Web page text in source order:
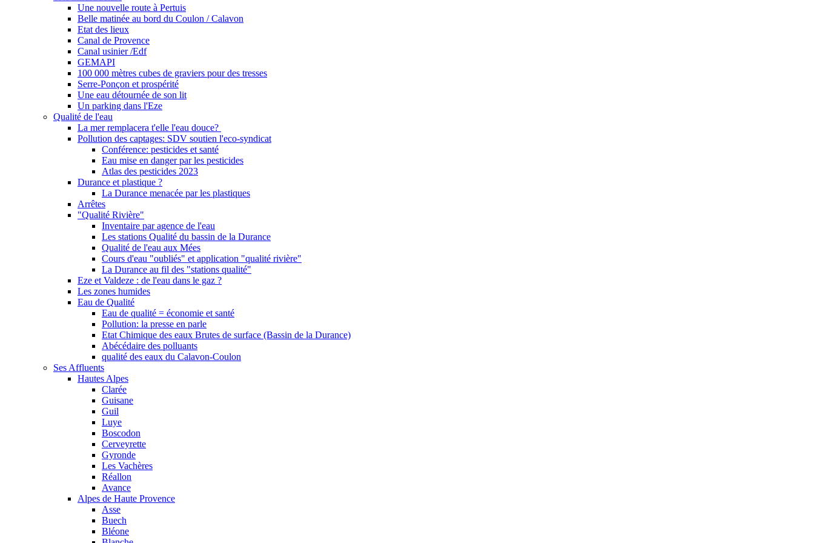
Une nouvelle route à Pertuis
Belle matinée au bord du Coulon / Calavon
Etat des lieux
Canal de Provence
Canal usinier /Edf
GEMAPI
100 000 mètres cubes de graviers pour des tresses
Serre-Ponçon et prospérité
Une eau détournée de son lit
Un parking dans l'Eze
Qualité de l'eau
La mer remplacera t'elle l'eau douce?
Pollution des captages: SDV soutien l'eco-syndicat
Conférence: pesticides et santé
Eau mise en danger par les pesticides
Atlas des pesticides 2023
Durance et plastique ?
La Durance menacée par les plastiques
Arrêtes
"Qualité Rivière"
Inventaire par agence de l'eau
Les stations Qualité du bassin de la Durance
Qualité de l'eau aux Mées
Cours d'eau "oubliés" et application "qualité rivière"
La Durance au fil des "stations qualité"
Eze et Valdeze : de l'eau dans le gaz ?
Les zones humides
Eau de Qualité
Eau de qualité = économie et santé
Pollution: la presse en parle
Etat Chimique des eaux Brutes de surface (Bassin de la Durance)
Abécédaire des polluants
qualité des eaux du Calavon-Coulon
Ses Affluents
Hautes Alpes
Clarée
Guisane
Guil
Luye
Boscodon
Cerveyrette
Gyronde
Les Vachères
Réallon
Avance
Alpes de Haute Provence
Asse
Buech
Bléone